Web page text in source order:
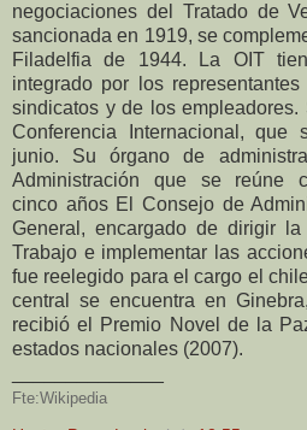
negociaciones del Tratado de
sancionada en 1919, se
Filadelfia de 1944. La OIT
integrado por los
sindicatos y de los
Conferencia Internacional, que
junio. Su órgano de
Administración que se reúne
cinco años El Consejo de
General, encargado de dirigir la
Trabajo e implementar las
fue reelegido para el cargo el
central se encuentra en
recibió el Premio Novel de la
estados nacionales (2007).
Fte:Wikipedia